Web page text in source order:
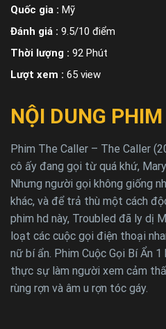
Quốc gia : Mỹ
Đánh giá : 9.5/10 điểm
Thời lượng : 92 Phút
Lượt xem : 65 view
NỘI DUNG PHIM
Phim The Caller – The Caller
cô ấy đang gọi từ quá khứ,
Nhưng người gọi không giống
khác, và để trả thù một cách
phim hd này, Troubled đã ly dị
loạt các cuộc gọi điện thoại
nữ bí ẩn. Phim Cuộc Gọi Bí Ẩn
thực sự làm người xem cảm
rùng rợn và âm u rợn tóc gáy.